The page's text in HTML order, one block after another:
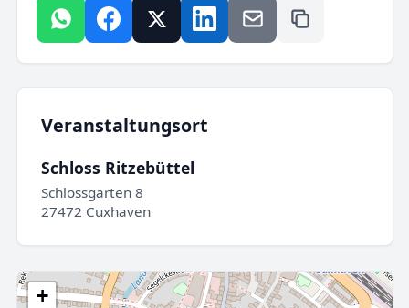
Veranstaltungsort
Schloss Ritzebüttel
Schlossgarten 8
27472 Cuxhaven
+